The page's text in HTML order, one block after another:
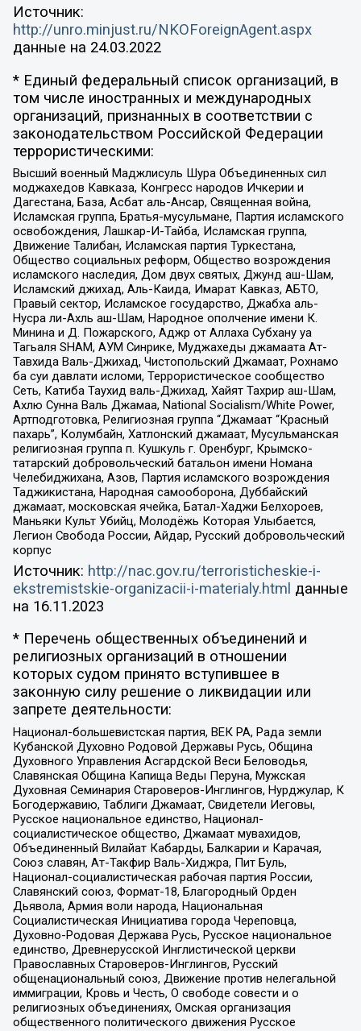
Источник:
http://unro.minjust.ru/NKOForeignAgent.aspx
данные на 24.03.2022
* Единый федеральный список организаций, в
том числе иностранных и международных
организаций, признанных в соответствии с
законодательством Российской Федерации
террористическими:
Высший военный Маджлисуль Шура Объединенных сил
моджахедов Кавказа, Конгресс народов Ичкерии и
Дагестана, База, Асбат аль-Ансар, Священная война,
Исламская группа, Братья-мусульмане, Партия исламского
освобождения, Лашкар-И-Тайба, Исламская группа,
Движение Талибан, Исламская партия Туркестана,
Общество социальных реформ, Общество возрождения
исламского наследия, Дом двух святых, Джунд аш-Шам,
Исламский джихад, Аль-Каида, Имарат Кавказ, АБТО,
Правый сектор, Исламское государство, Джабха аль-
Нусра ли-Ахль аш-Шам, Народное ополчение имени К.
Минина и Д. Пожарского, Аджр от Аллаха Субхану уа
Тагьаля SHAM, АУМ Синрике, Муджахеды джамаата Ат-
Тавхида Валь-Джихад, Чистопольский Джамаат, Рохнамо
ба суи давлати исломи, Террористическое сообщество
Сеть, Катиба Таухид валь-Джихад, Хайят Тахрир аш-Шам,
Ахлю Сунна Валь Джамаа, National Socialism/White Power,
Артподготовка, Религиозная группа “Джамаат “Красный
пахарь”, Колумбайн, Хатлонский джамаат, Мусульманская
религиозная группа п. Кушкуль г. Оренбург, Крымско-
татарский добровольческий батальон имени Номана
Челебиджихана, Азов, Партия исламского возрождения
Таджикистана, Народная самооборона, Дуббайский
джамаат, московская ячейка, Батал-Хаджи Белхороев,
Маньяки Культ Убийц, Молодёжь Которая Улыбается,
Легион Свобода России, Айдар, Русский добровольческий
корпус
Источник: http://nac.gov.ru/terroristicheskie-i-
ekstremistskie-organizacii-i-materialy.html данные
на 16.11.2023
* Перечень общественных объединений и
религиозных организаций в отношении
которых судом принято вступившее в
законную силу решение о ликвидации или
запрете деятельности:
Национал-большевистская партия, ВЕК РА, Рада земли
Кубанской Духовно Родовой Державы Русь, Община
Духовного Управления Асгардской Веси Беловодья,
Славянская Община Капища Веды Перуна, Мужская
Духовная Семинария Староверов-Инглингов, Нурджулар, К
Богодержавию, Таблиги Джамаат, Свидетели Иеговы,
Русское национальное единство, Национал-
социалистическое общество, Джамаат мувахидов,
Объединенный Вилайат Кабарды, Балкарии и Карачая,
Союз славян, Ат-Такфир Валь-Хиджра, Пит Буль,
Национал-социалистическая рабочая партия России,
Славянский союз, Формат-18, Благородный Орден
Дьявола, Армия воли народа, Национальная
Социалистическая Инициатива города Череповца,
Духовно-Родовая Держава Русь, Русское национальное
единство, Древнерусской Инглистической церкви
Православных Староверов-Инглингов, Русский
общенациональный союз, Движение против нелегальной
иммиграции, Кровь и Честь, О свободе совести и о
религиозных объединениях, Омская организация
общественного политического движения Русское